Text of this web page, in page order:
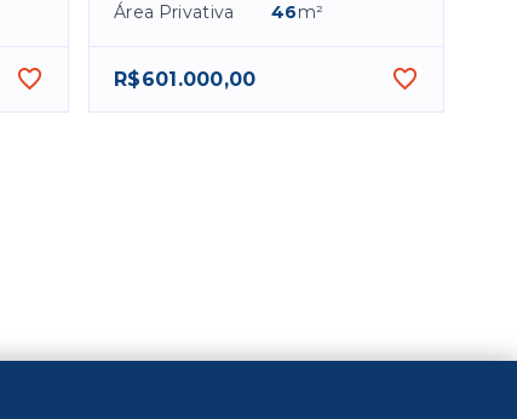
Área Privativa
46m²
R$601.000,00